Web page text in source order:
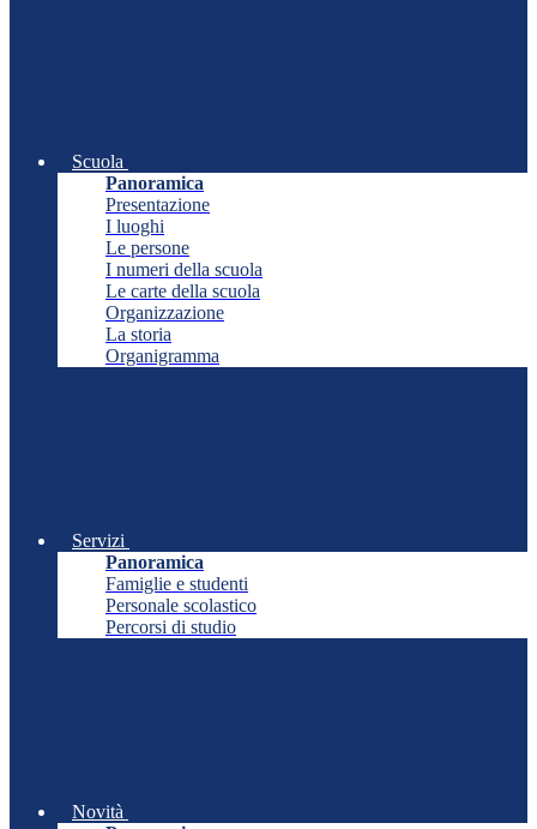
Scuola
Panoramica
Presentazione
I luoghi
Le persone
I numeri della scuola
Le carte della scuola
Organizzazione
La storia
Organigramma
Servizi
Panoramica
Famiglie e studenti
Personale scolastico
Percorsi di studio
Novità